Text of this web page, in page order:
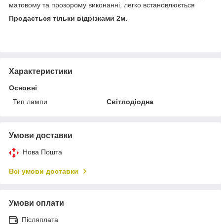
матовому та прозорому виконанні, легко встановлюється
Продається тільки відрізками 2м.
Характеристики
Основні
Тип лампи
Світлодіодна
Умови доставки
Нова Пошта
Всі умови доставки
Умови оплати
Післяплата